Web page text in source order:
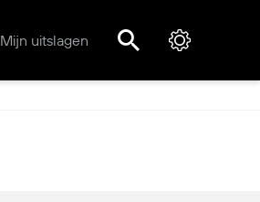
Mijn uitslagen